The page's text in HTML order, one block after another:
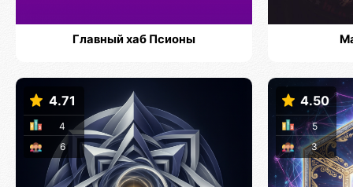
Главный хаб Псионы
4.71
6
4
4.50
3
5